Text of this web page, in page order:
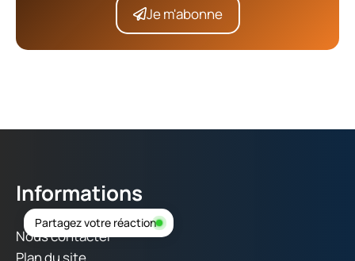
Je m'abonne
Informations
Nous contacter
Plan du site
Partagez votre réaction